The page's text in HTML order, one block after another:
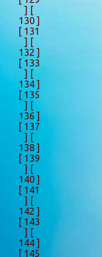
] [
130 ]
[ 131
] [
132 ]
[ 133
] [
134 ]
[ 135
] [
136 ]
[ 137
] [
138 ]
[ 139
] [
140 ]
[ 141
] [
142 ]
[ 143
] [
144 ]
[ 145